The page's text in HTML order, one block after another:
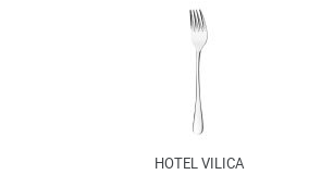
HOTEL VILICA